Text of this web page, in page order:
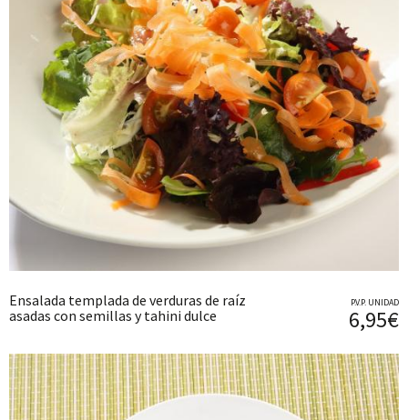
Ensalada templada de verduras de raíz
asadas con semillas y tahini dulce
P.V.P. UNIDAD
6,95€